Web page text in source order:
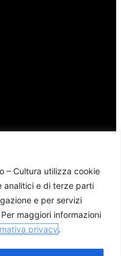
– Cultura utilizza cookie
analitici e di terze parti
e per servizi
maggiori informazioni
privacy.